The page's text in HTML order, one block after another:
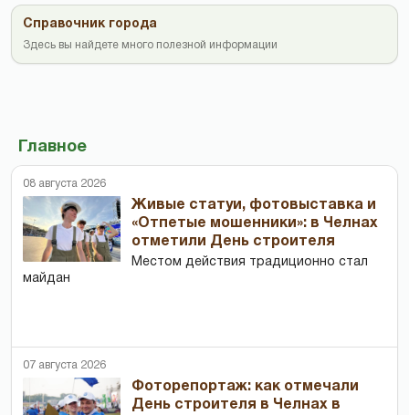
Справочник города
Здесь вы найдете много полезной информации
Главное
08 августа 2026
Живые статуи, фотовыставка и
«Отпетые мошенники»: в Челнах
отметили День строителя
Местом действия традиционно стал
майдан
07 августа 2026
Фоторепортаж: как отмечали
День строителя в Челнах в